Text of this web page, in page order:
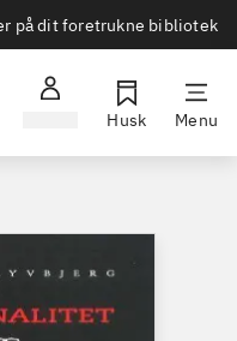
på dit foretrukne bibliotek
Husk Menu